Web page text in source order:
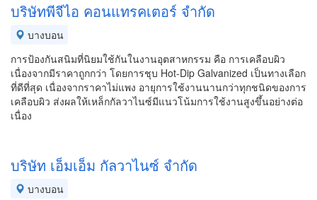
บริษัทพีจีไอ คอนแทรคเตอร์ จำกัด
บางบอน
การป้องกันสนิมที่นิยมใช้กันในงานอุตสาหกรรม คือ การเคลือบผิว
เนื่องจากมีราคาถูกกว่า โดยการชุบ Hot-Dip Galvanized เป็นทางเลือก
ที่ดีที่สุด เนื่องจากราคาไม่แพง อายุการใช้งานนานกว่าทุกชนิดของการ
เคลือบผิว ส่งผลให้เหล็กกัลวาไนซ์มีแนวโน้มการใช้งานสูงขึ้นอย่างต่อ
เนื่อง
บริษัท เอ็มเอ็ม กัลวาไนซ์ จำกัด
บางบอน